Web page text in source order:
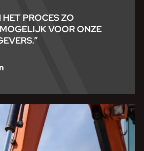
PROCES ZO
VOOR ONZE